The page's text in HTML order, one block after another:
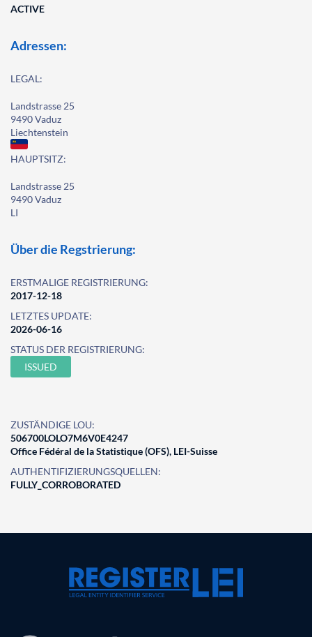
ACTIVE
Adressen:
LEGAL:
Landstrasse 25
9490 Vaduz
Liechtenstein
HAUPTSITZ:
Landstrasse 25
9490 Vaduz
LI
Über die Regstrierung:
ERSTMALIGE REGISTRIERUNG:
2017-12-18
LETZTES UPDATE:
2026-06-16
STATUS DER REGISTRIERUNG:
ISSUED
ZUSTÄNDIGE LOU:
506700LOLO7M6V0E4247
Office Fédéral de la Statistique (OFS), LEI-Suisse
AUTHENTIFIZIERUNGSQUELLEN:
FULLY_CORROBORATED